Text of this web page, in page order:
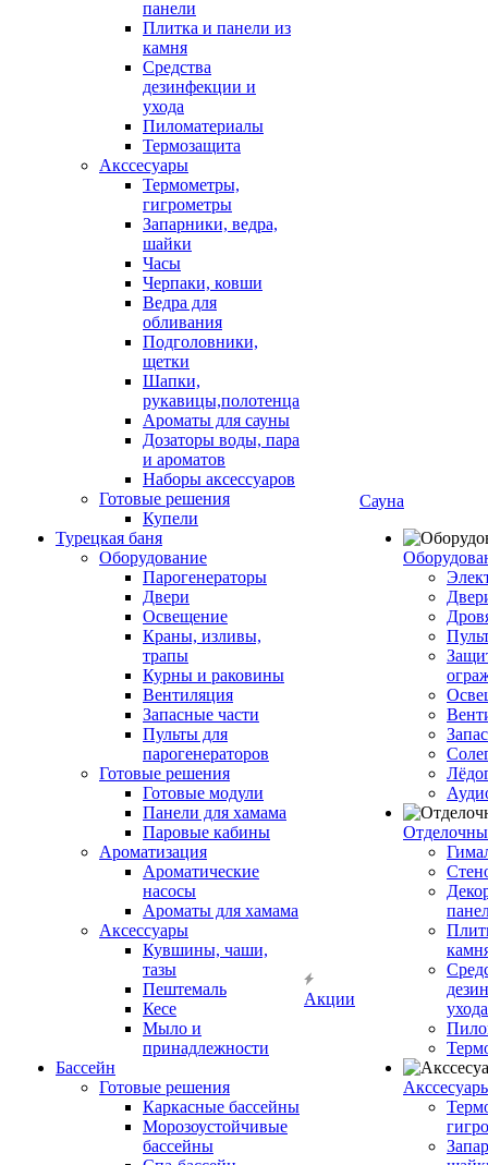
панели
Плитка и панели из
камня
Средства
дезинфекции и
ухода
Пиломатериалы
Термозащита
Аксcесуары
Термометры,
гигрометры
Запарники, ведра,
шайки
Часы
Черпаки, ковши
Ведра для
обливания
Подголовники,
щетки
Шапки,
рукавицы,полотенца
Ароматы для сауны
Дозаторы воды, пара
и ароматов
Наборы аксессуаров
Готовые решения
Купели
Турецкая баня
Оборудование
Парогенераторы
Двери
Освещение
Краны, изливы,
трапы
Курны и раковины
Вентиляция
Запасные части
Пульты для
парогенераторов
Готовые решения
Готовые модули
Панели для хамама
Паровые кабины
Ароматизация
Ароматические
насосы
Ароматы для хамама
Аксессуары
Кувшины, чаши,
тазы
Пештемаль
Кесе
Мыло и
принадлежности
Бассейн
Готовые решения
Каркасные бассейны
Морозоустойчивые
бассейны
Акции
Сауна
ухода